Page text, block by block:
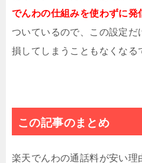
でんわの仕組みを使わずに発
ついているので、この設定だ
損してしまうこともなくなる
この記事のまとめ
楽天でんわの通話料が安い理